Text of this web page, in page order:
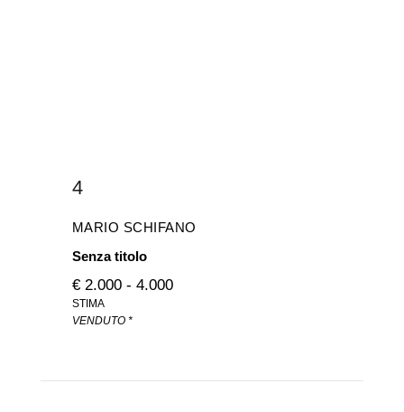
4
MARIO SCHIFANO
Senza titolo
€ 2.000 - 4.000
STIMA
VENDUTO *